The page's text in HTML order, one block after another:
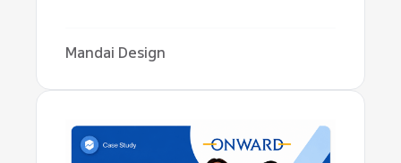
Mandai Design